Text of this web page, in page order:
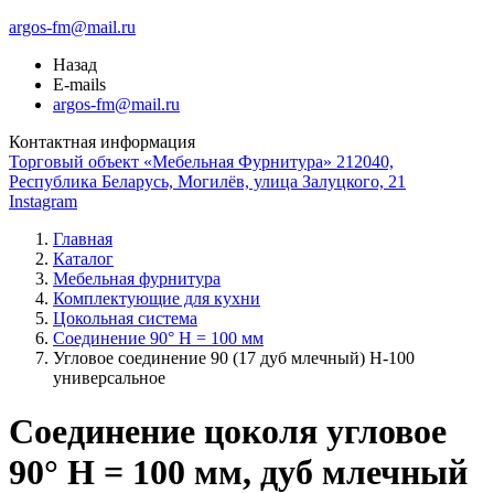
argos-fm@mail.ru
Назад
E-mails
argos-fm@mail.ru
Контактная информация
Торговый объект «Мебельная Фурнитура» 212040,
Республика Беларусь, Могилёв, улица Залуцкого, 21
Instagram
Главная
Каталог
Мебельная фурнитура
Комплектующие для кухни
Цокольная система
Соединение 90° H = 100 мм
Угловое соединение 90 (17 дуб млечный) Н-100
универсальное
Соединение цоколя угловое
90° H = 100 мм, дуб млечный